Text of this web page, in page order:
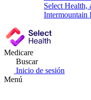
Select Health,
Intermountain
Medicare
Buscar
Inicio de sesión
Menú